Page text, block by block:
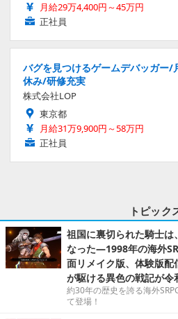
月給29万4,400円～45万円
正社員
バグを見つけるゲームデバッガー
休み/研修充実
株式会社LOP
東京都
月給31万9,900円～58万円
正社員
トピック
祖国に裏切られた騎士
なった―1998年の海外
面リメイク版、体験版
が駆ける異色の戦記が令
約30年の歴史を誇る海外
て登場！